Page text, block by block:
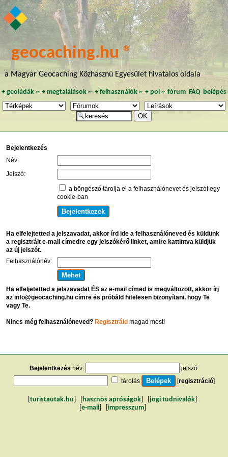
geocaching.hu ®
a Magyar Geocaching Közhasznú Egyesület hivatalos oldala
+ geoládák~ +megtalálások ~ + felhasználók~ + poi~ fórum FAQ belépés
Bejelentkezés
Név:
Jelszó:
a böngésző tárolja el a felhasználónevet és jelszót egy
cookie-ban
Ha elfelejtetted a jelszavadat, akkor írd ide a felhasználóneved és küldünk
a regisztrált e-mail címedre egy jelszókérő linket, amire kattintva küldjük
az új jelszót.
Felhasználónév:
Ha elfeljetetted a jelszavadat ÉS az e-mail címed is megváltozott, akkor írj
az info@geocaching.hu címre és próbáld hitelesen bizonyítani, hogy Te
vagy Te.
Nincs még felhasználóneved? Regisztráldmagad most!
Bejelentkezés név:
jelszó:
tárolás
[regisztráció]
turistautak.hu hasznos apróságok jogi tudnivalók
e-mail impresszum]